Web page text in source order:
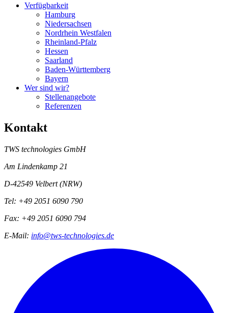
Verfügbarkeit
Hamburg
Niedersachsen
Nordrhein Westfalen
Rheinland-Pfalz
Hessen
Saarland
Baden-Württemberg
Bayern
Wer sind wir?
Stellenangebote
Referenzen
Kontakt
TWS technologies GmbH
Am Lindenkamp 21
D-42549 Velbert (NRW)
Tel: +49 2051 6090 790
Fax: +49 2051 6090 794
E-Mail: info@tws-technologies.de